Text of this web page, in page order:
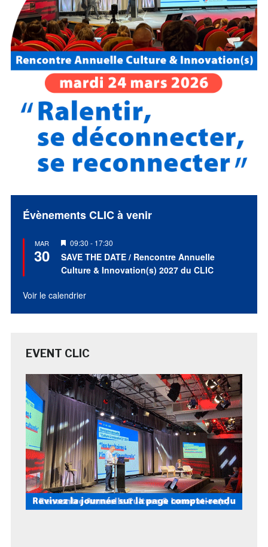
Évènements CLIC à venir
MAR
30
Mis
en
avant
09:30 - 17:30
SAVE THE DATE / Rencontre Annuelle
Culture & Innovation(s) 2027 du CLIC
Voir le calendrier
EVENT CLIC